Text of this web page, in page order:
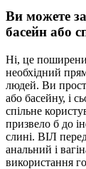
Ви можете
басейн або
Ні, це
необхідний
людей. Ви
або басейну, і
спільне
призвело б до
слині. ВІЛ
анальний і
використання